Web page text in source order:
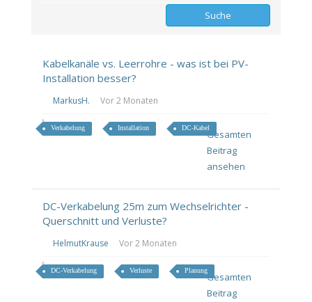
Kabelkanäle vs. Leerrohre - was ist bei PV-
Installation besser?
MarkusH. Vor 2 Monaten
Verkabelung Installation DC-Kabel
Gesamten
Beitrag
ansehen
DC-Verkabelung 25m zum Wechselrichter -
Querschnitt und Verluste?
HelmutKrause Vor 2 Monaten
DC-Verkabelung Verluste Planung
Gesamten
Beitrag